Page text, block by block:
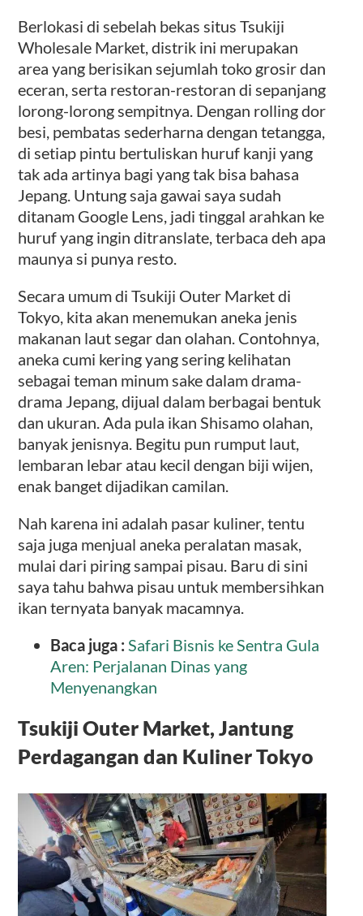
Berlokasi di sebelah bekas situs Tsukiji
Wholesale Market, distrik ini merupakan
area yang berisikan sejumlah toko grosir dan
eceran, serta restoran-restoran di sepanjang
lorong-lorong sempitnya. Dengan rolling dor
besi, pembatas sederharna dengan tetangga,
di setiap pintu bertuliskan huruf kanji yang
tak ada artinya bagi yang tak bisa bahasa
Jepang. Untung saja gawai saya sudah
ditanam Google Lens, jadi tinggal arahkan ke
huruf yang ingin ditranslate, terbaca deh apa
maunya si punya resto.
Secara umum di Tsukiji Outer Market di
Tokyo, kita akan menemukan aneka jenis
makanan laut segar dan olahan. Contohnya,
aneka cumi kering yang sering kelihatan
sebagai teman minum sake dalam drama-
drama Jepang, dijual dalam berbagai bentuk
dan ukuran. Ada pula ikan Shisamo olahan,
banyak jenisnya. Begitu pun rumput laut,
lembaran lebar atau kecil dengan biji wijen,
enak banget dijadikan camilan.
Nah karena ini adalah pasar kuliner, tentu
saja juga menjual aneka peralatan masak,
mulai dari piring sampai pisau. Baru di sini
saya tahu bahwa pisau untuk membersihkan
ikan ternyata banyak macamnya.
Baca juga : Safari Bisnis ke Sentra Gula
Aren: Perjalanan Dinas yang
Menyenangkan
Tsukiji Outer Market, Jantung
Perdagangan dan Kuliner Tokyo